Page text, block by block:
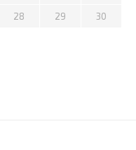
28 29 30